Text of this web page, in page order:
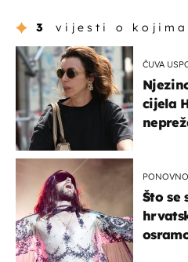
3 vijesti o kojima
ČUVA
cijela
Što se